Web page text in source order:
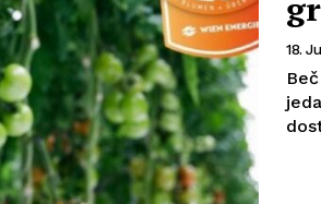
18.